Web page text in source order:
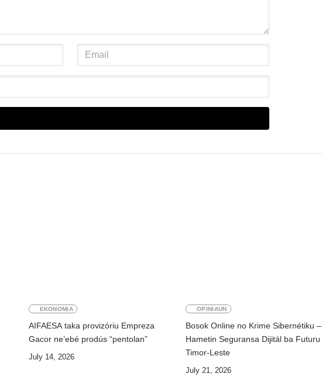
EKONOMIA
AIFAESA taka provizóriu Empreza
Gacor ne’ebé prodús “pentolan”
July 14, 2026
OPINIAUN
Bosok Online no Krime Sibernétiku –
Hametin Seguransa Dijitál ba Futuru
Timor-Leste
July 21, 2026